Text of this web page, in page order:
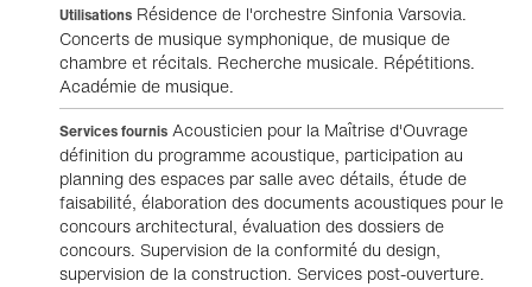
Utilisations Résidence de l'orchestre Sinfonia Varsovia.
Concerts de musique symphonique, de musique de
chambre et récitals. Recherche musicale. Répétitions.
Académie de musique.
Services fournis Acousticien pour la Maîtrise d'Ouvrage
définition du programme acoustique, participation au
planning des espaces par salle avec détails, étude de
faisabilité, élaboration des documents acoustiques pour le
concours architectural, évaluation des dossiers de
concours. Supervision de la conformité du design,
supervision de la construction. Services post-ouverture.